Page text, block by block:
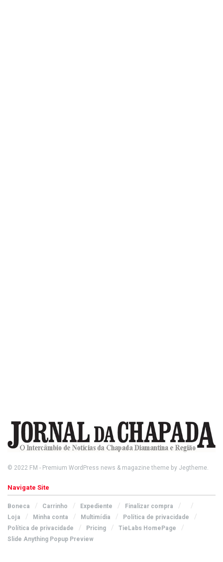
© 2022 FM - Premium WordPress news & magazine theme by Jegtheme.
Navigate Site
Boneca Carrinho Expediente
Finalizar compra
Loja
Minha conta Multimídia
Política de privacidade
Política de privacidade
Pricing
TieLabs HomePage
Slide Anything Popup Preview